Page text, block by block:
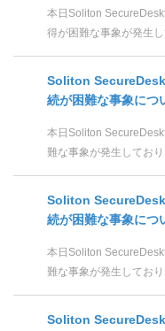
本日Soliton
得が困難な事象が発生
Soliton
続が困難な事象につ
本日Soliton
難な事象が発生してお
Soliton
続が困難な事象につ
本日Soliton
難な事象が発生してお
Soliton